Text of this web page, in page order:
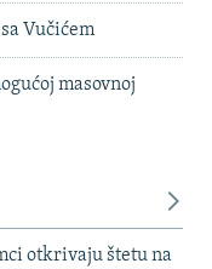
Vučićem
masovnoj
otkrivaju štetu na